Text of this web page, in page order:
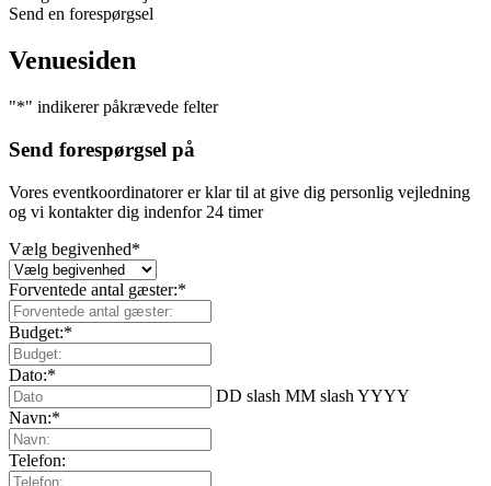
Send en forespørgsel
Venuesiden
"*" indikerer påkrævede felter
Send forespørgsel på
Vores eventkoordinatorer er klar til at give dig personlig vejledning
og vi kontakter dig indenfor 24 timer
Vælg begivenhed*
Forventede antal gæster:*
Budget:*
Dato:*
DD slash MM slash YYYY
Navn:*
Telefon: